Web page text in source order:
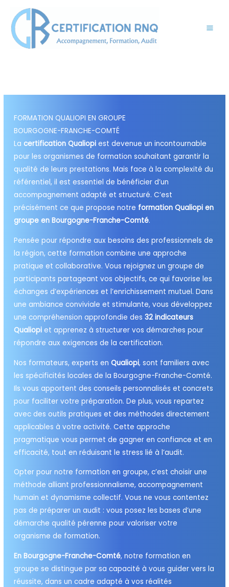
contenu
FORMATION QUALIOPI EN GROUPE
BOURGOGNE-FRANCHE-COMTÉ
La certification Qualiopi est devenue un incontournable
pour les organismes de formation souhaitant garantir la
qualité de leurs prestations. Mais face à la complexité du
référentiel, il est essentiel de bénéficier d’un
accompagnement adapté et structuré. C’est
précisément ce que propose notre formation Qualiopi en
groupe en Bourgogne-Franche-Comté.
Pensée pour répondre aux besoins des professionnels de
la région, cette formation combine une approche
pratique et collaborative. Vous rejoignez un groupe de
participants partageant vos objectifs, ce qui favorise les
échanges d’expériences et l’enrichissement mutuel. Dans
une ambiance conviviale et stimulante, vous développez
une compréhension approfondie des32 indicateurs
Qualiopi et apprenez à structurer vos démarches pour
répondre aux exigences de la certification.
Nos formateurs, experts enQualiopi, sont familiers avec
les spécificités locales de la Bourgogne-Franche-Comté.
Ils vous apportent des conseils personnalisés et concrets
pour faciliter votre préparation. De plus, vous repartez
avec des outils pratiques et des méthodes directement
applicables à votre activité. Cette approche
pragmatique vous permet de gagner en confiance et en
efficacité, tout en réduisant le stress lié à l’audit.
Opter pour notre formation en groupe, c’est choisir une
méthode alliant professionnalisme, accompagnement
humain et dynamisme collectif. Vous ne vous contentez
pas de préparer un audit : vous posez les bases d’une
démarche qualité pérenne pour valoriser votre
organisme de formation.
En Bourgogne-Franche-Comté, notre formation en
groupe se distingue par sa capacité à vous guider vers la
réussite, dans un cadre adapté à vos réalités